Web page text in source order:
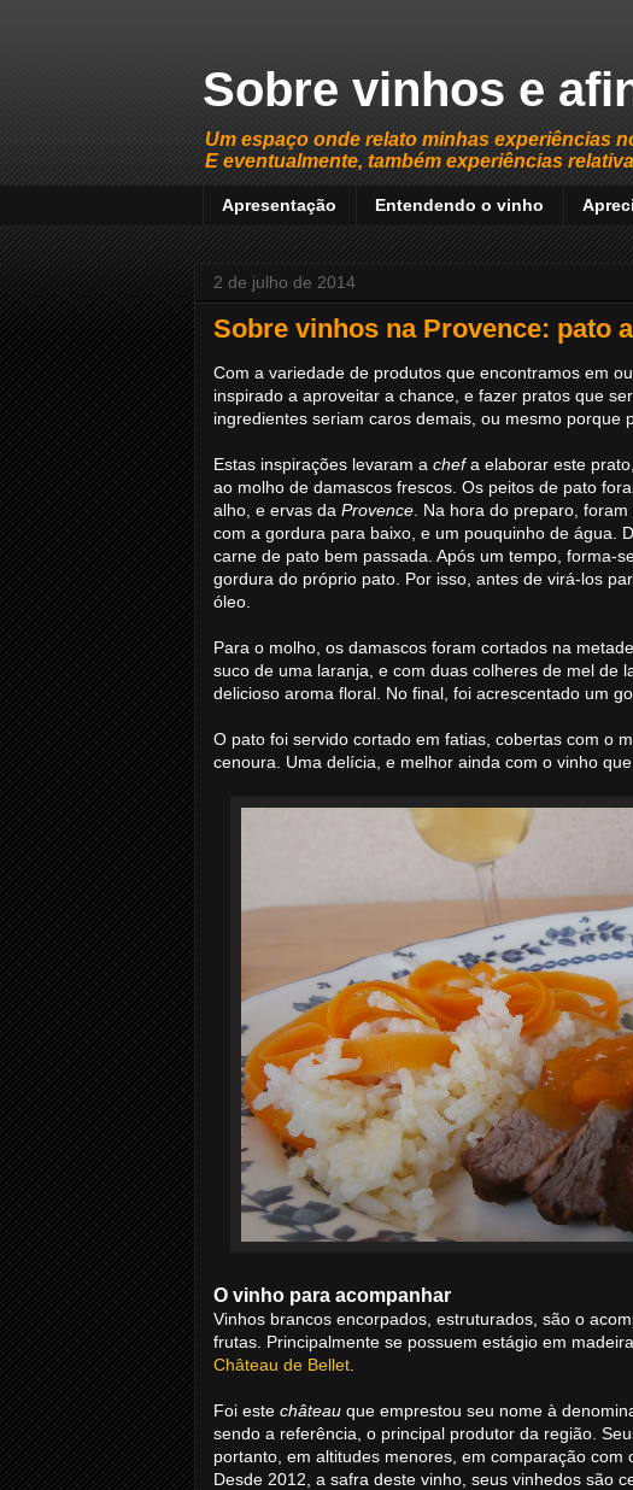
Sobre vinhos e
Um espaço onde relato minhas experiências
E eventualmente, também experiências
Apresentação Entendendo o vinho
2 de julho de 2014
Sobre vinhos na Provence: pato
Com a variedade de produtos que encontramos em
inspirado a aproveitar a chance, e fazer pratos que
ingredientes seriam caros demais, ou mesmo porque
Estas inspirações levaram a chefa elaborar este
ao molho de damascos frescos. Os peitos de pato
alho, e ervas da Provence . Na hora do preparo,
com a gordura para baixo, e um pouquinho de água.
carne de pato bem passada. Após um tempo, forma-
gordura do próprio pato. Por isso, antes de virá-los
óleo.
Para o molho, os damascos foram cortados na
suco de uma laranja, e com duas colheres de mel de
delicioso aroma floral. No final, foi acrescentado um
O pato foi servido cortado em fatias, cobertas com o
cenoura. Uma delícia, e melhor ainda com o vinho
O vinho para acompanhar
Vinhos brancos encorpados, estruturados, são o
frutas. Principalmente se possuem estágio em
Château de Bellet
Foi este château que emprestou seu nome à
sendo a referência, o principal produtor da região.
portanto, em altitudes menores, em comparação com
Desde 2012, a safra deste vinho, seus vinhedos são